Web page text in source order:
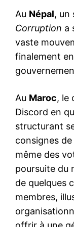
Au Népal, un
Corruption a
vaste
finalement
Au Maroc, le
Discord en
structurant
consignes
même des
poursuite du
de quelques
membres,